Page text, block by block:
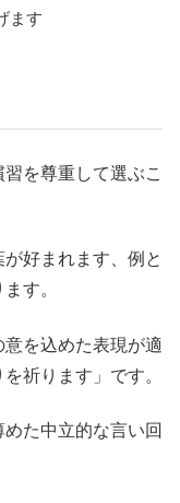
ます
を尊重して選ぶこ
好まれます、例と
す。
を込めた表現が適
祈ります」です。
た中立的な言い回